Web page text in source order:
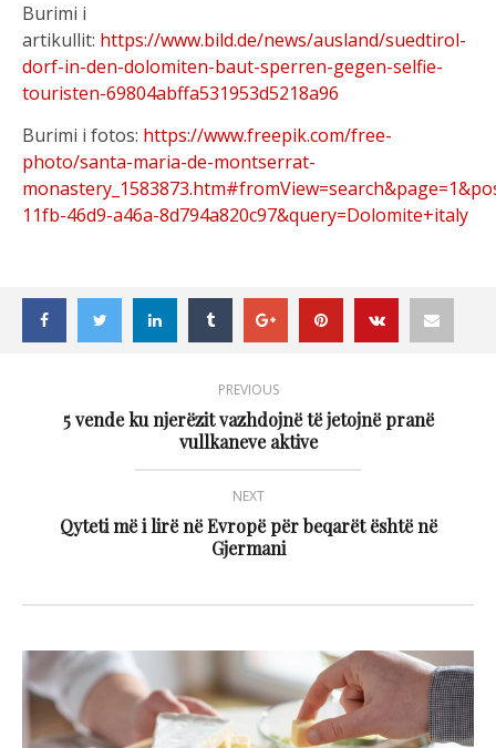
Burimi i
artikullit: https://www.bild.de/news/ausland/suedtirol-
dorf-in-den-dolomiten-baut-sperren-gegen-selfie-
touristen-69804abffa531953d5218a96
Burimi i fotos: https://www.freepik.com/free-
photo/santa-maria-de-montserrat-
11fb-46d9-a46a-8d794a820c97&query=Dolomite+italy
PREVIOUS
5 vende ku njerëzit vazhdojnë të jetojnë pranë
vullkaneve aktive
NEXT
Qyteti më i lirë në Evropë për beqarët është në
Gjermani